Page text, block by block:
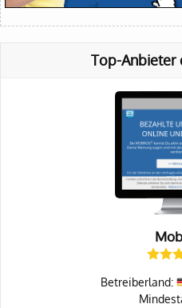
Top-Anbieter
Betreiberland: